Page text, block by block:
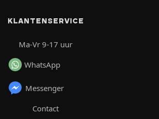
KLANTENSERVICE
Ma-Vr 9-17 uur
WhatsApp
Messenger
Contact